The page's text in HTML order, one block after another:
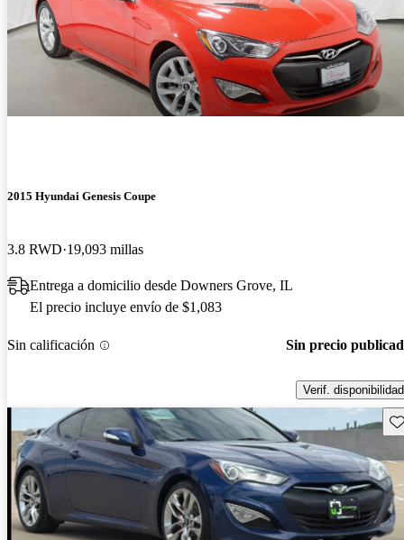
2015 Hyundai Genesis Coupe
3.8 RWD 19,093 millas
Entrega a domicilio desde Downers Grove, IL
El precio incluye envío de $1,083
Sin calificación Sin precio
Verif. disponibilidad